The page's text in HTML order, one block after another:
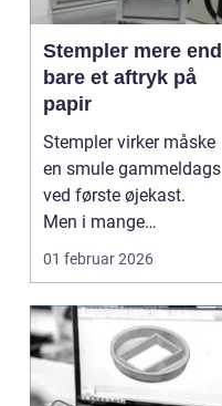
Stempler mere end
bare et aftryk på
papir
Stempler virker måske
en smule gammeldags
ved første øjekast.
Men i mange
virksomheder og også
01 februar 2026